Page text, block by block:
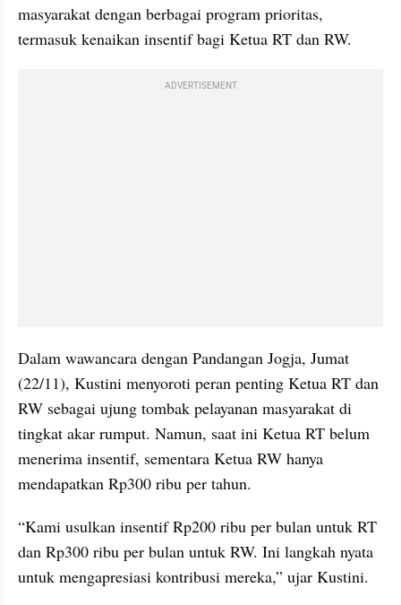
masyarakat dengan berbagai program prioritas,
termasuk kenaikan insentif bagi Ketua RT dan RW.
ADVERTISEMENT
Dalam wawancara dengan Pandangan Jogja, Jumat
(22/11), Kustini menyoroti peran penting Ketua RT dan
RW sebagai ujung tombak pelayanan masyarakat di
tingkat akar rumput. Namun, saat ini Ketua RT belum
menerima insentif, sementara Ketua RW hanya
mendapatkan Rp300 ribu per tahun.
“Kami usulkan insentif Rp200 ribu per bulan untuk RT
dan Rp300 ribu per bulan untuk RW. Ini langkah nyata
untuk mengapresiasi kontribusi mereka,” ujar Kustini.